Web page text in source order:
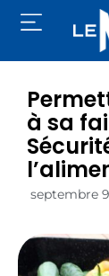
à sa
septembre